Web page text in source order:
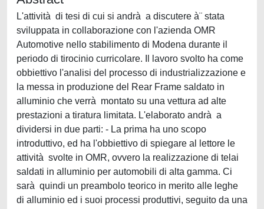
L'attività di tesi di cui si andrà a discutere à¨ stata
sviluppata in collaborazione con l'azienda OMR
Automotive nello stabilimento di Modena durante il
periodo di tirocinio curricolare. Il lavoro svolto ha come
obbiettivo l'analisi del processo di industrializzazione e
la messa in produzione del Rear Frame saldato in
alluminio che verrà montato su una vettura ad alte
prestazioni a tiratura limitata. L'elaborato andrà a
dividersi in due parti: - La prima ha uno scopo
introduttivo, ed ha l'obbiettivo di spiegare al lettore le
attività svolte in OMR, ovvero la realizzazione di telai
saldati in alluminio per automobili di alta gamma. Ci
sarà quindi un preambolo teorico in merito alle leghe
di alluminio ed i suoi processi produttivi, seguito da una